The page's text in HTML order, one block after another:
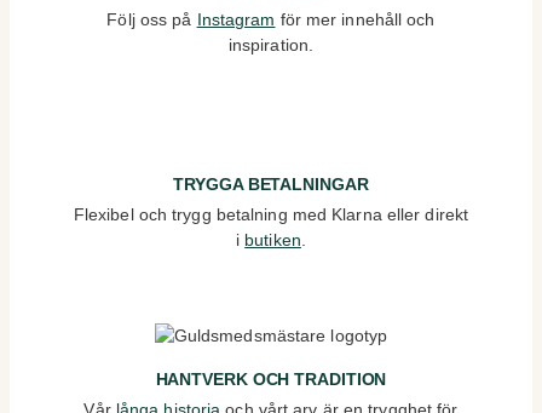
Följ oss på Instagram för mer innehåll och
inspiration.
TRYGGA BETALNINGAR
Flexibel och trygg betalning med Klarna eller direkt
i butiken
HANTVERK OCH TRADITION
Vår långa historia och vårt arv är en trygghet för